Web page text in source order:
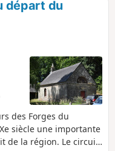
départ du
des Forges du
siècle une importante
de la région. Le circuit